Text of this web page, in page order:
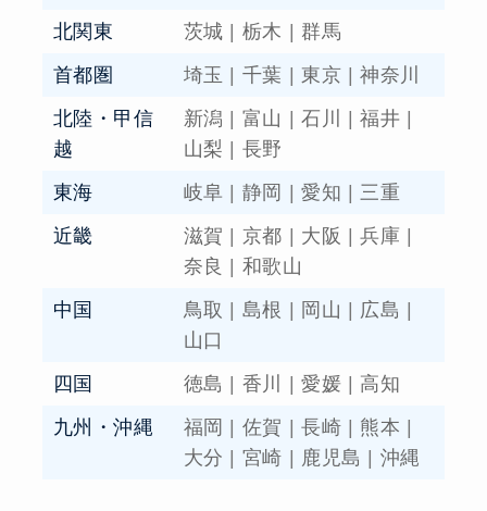
北関東
茨城 栃木
群馬
首都圏
埼玉 千葉 東京 |神奈川
北陸・甲信
越
新潟 富山 石川 |福井
山梨
長野
東海
岐阜 静岡 愛知 |三重
近畿
滋賀 京都 大阪 |兵庫
奈良
和歌山
中国
鳥取 島根 岡山 広島
山口
四国
徳島 香川 愛媛
高知
九州・沖縄
福岡 佐賀 長崎 熊本
大分
宮崎 鹿児島 沖縄